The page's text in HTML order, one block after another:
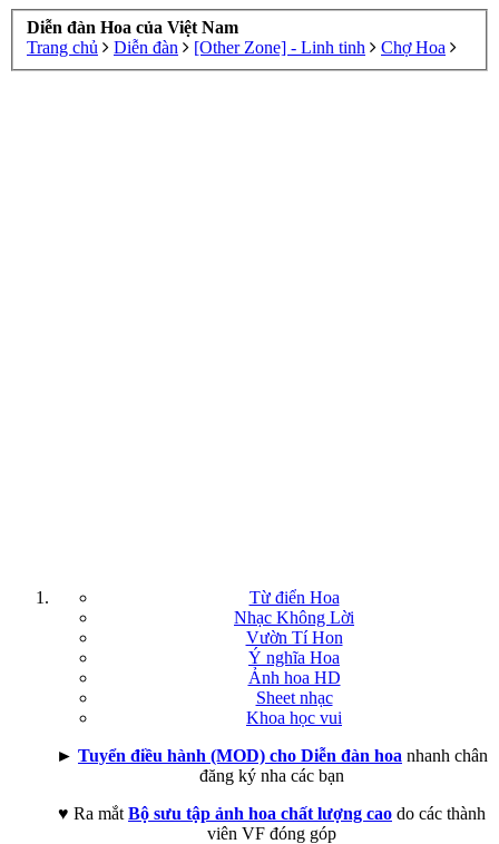
Diễn đàn Hoa của Việt Nam
Trang chủ
Diễn đàn [Other Zone] - Linh tinh Chợ Hoa
Từ điển Hoa
Nhạc Không Lời
Vườn Tí Hon
Ý nghĩa Hoa
Ảnh hoa HD
Sheet nhạc
Khoa học vui
► Tuyển điều hành (MOD) cho Diễn đàn hoa nhanh chân
đăng ký nha các bạn
♥ Ra mắt Bộ sưu tập ảnh hoa chất lượng cao do các thành
viên VF đóng góp